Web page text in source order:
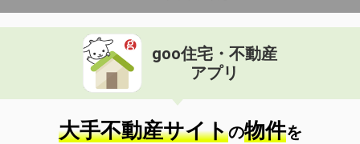
goo住宅・不動産
アプリ
大手不動産サイトの物件を